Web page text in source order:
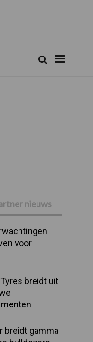
Zoek
nieuws
voor
breidt uit
breidt gamma